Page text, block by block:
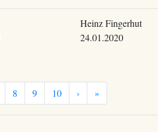
Heinz Fingerhut
24.01.2020
8 9 10 › »